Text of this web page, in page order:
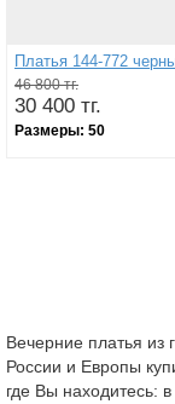
Платья 144-772
46 800 тг.
30 400 тг.
Размеры: 50
Вечерние платья из
России и Европы
где Вы находитесь: